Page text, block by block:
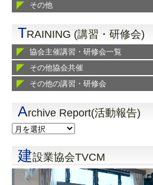
その他
TRAINING (講習・研修会)
協会主催講習・研修会一覧
その他協会共催
その他の講習・研修会
Archive Report(活動報告)
建設業協会TVCM